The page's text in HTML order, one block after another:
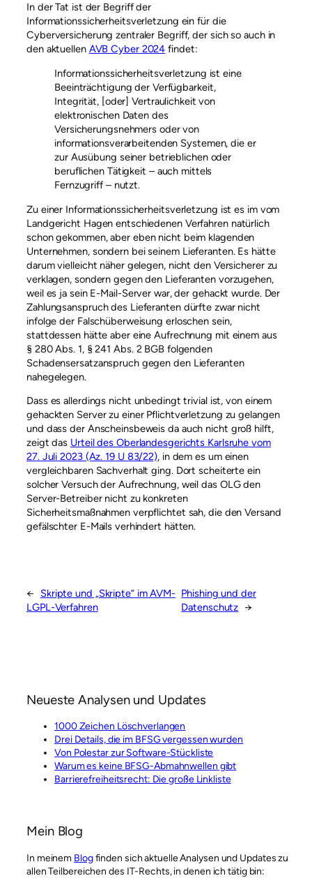
In der Tat ist der Begriff der
Informationssicherheitsverletzung ein für die
Cyberversicherung zentraler Begriff, der sich so auch in
den aktuellen AVB Cyber 2024 findet:
Informationssicherheitsverletzung ist eine
Beeinträchtigung der Verfügbarkeit,
Integrität, [oder] Vertraulichkeit von
elektronischen Daten des
Versicherungsnehmers oder von
informationsverarbeitenden Systemen, die er
zur Ausübung seiner betrieblichen oder
beruflichen Tätigkeit – auch mittels
Fernzugriff – nutzt.
Zu einer Informationssicherheitsverletzung ist es im vom
Landgericht Hagen entschiedenen Verfahren natürlich
schon gekommen, aber eben nicht beim klagenden
Unternehmen, sondern bei seinem Lieferanten. Es hätte
darum vielleicht näher gelegen, nicht den Versicherer zu
verklagen, sondern gegen den Lieferanten vorzugehen,
weil es ja sein E-Mail-Server war, der gehackt wurde. Der
Zahlungsanspruch des Lieferanten dürfte zwar nicht
infolge der Falschüberweisung erloschen sein,
stattdessen hätte aber eine Aufrechnung mit einem aus
§ 280 Abs. 1, § 241 Abs. 2 BGB folgenden
Schadensersatzanspruch gegen den Lieferanten
nahegelegen.
Dass es allerdings nicht unbedingt trivial ist, von einem
gehackten Server zu einer Pflichtverletzung zu gelangen
und dass der Anscheinsbeweis da auch nicht groß hilft,
zeigt das Urteil des Oberlandesgerichts Karlsruhe vom
27. Juli 2023 (Az. 19 U 83/22), in dem es um einen
vergleichbaren Sachverhalt ging. Dort scheiterte ein
solcher Versuch der Aufrechnung, weil das OLG den
Server-Betreiber nicht zu konkreten
Sicherheitsmaßnahmen verpflichtet sah, die den Versand
gefälschter E-Mails verhindert hätten.
←
Skripte und „Skripte“ im AVM-
LGPL-Verfahren
Phishing und der
Datenschutz →
Neueste Analysen und Updates
1000 Zeichen Löschverlangen
Drei Details, die im BFSG vergessen wurden
Von Polestar zur Software-Stückliste
Warum es keine BFSG-Abmahnwellen gibt
Barrierefreiheitsrecht: Die große Linkliste
Mein Blog
In meinem Blogfinden sich aktuelle Analysen und Updates zu
allen Teilbereichen des IT-Rechts, in denen ich tätig bin: